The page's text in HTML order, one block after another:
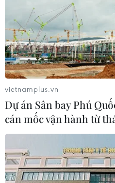
vietnamplus.vn
Dự án Sân bay Phú
cán mốc vận hành từ